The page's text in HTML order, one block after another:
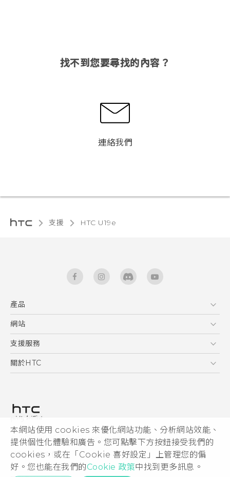
本網站使用 cookies 來優化網站功能、分析網站效能、
提供個性化體驗和廣告。您可點擊下方按鈕接受我們的
cookies，或在「Cookie 喜好設定」上管理您的偏
好。您也能在我們的Cookie 政策中找到更多訊息。
找不到您要尋找的內容？
連絡我們
支援 HTC U19e‎
產品
5G
智能手機
區塊鍊手機
網站
HTC Dev
HTC Research
支援服務
服務中心
關於HTC
私隱政策
產品安全
加入HTC
Security and Privacy Whitepaper
© 2011-2026 HTC Corporation
HTC 法律文件